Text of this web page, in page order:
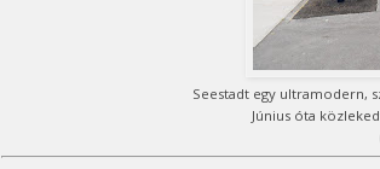
Seestadt egy ultramodern,
Június óta